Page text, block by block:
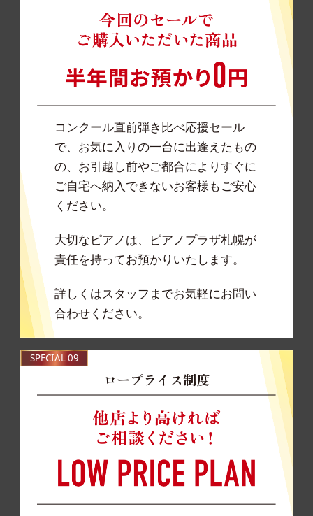
コンクール直前弾き比べ応援セール
で、お気に入りの一台に出逢えたもの
の、お引越し前やご都合によりすぐに
ご自宅へ納入できないお客様もご安心
ください。
大切なピアノは、ピアノプラザ札幌が
責任を持ってお預かりいたします。
詳しくはスタッフまでお気軽にお問い
合わせください。
SPECIAL 09
ロープライス制度